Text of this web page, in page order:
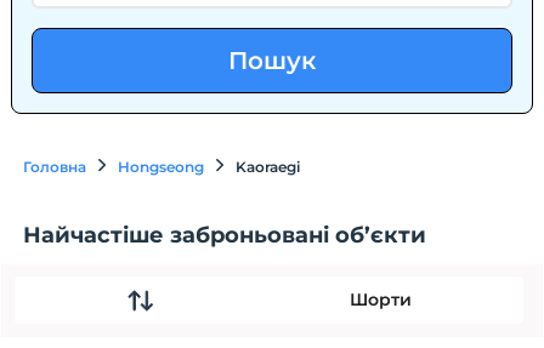
Пошук
Головна Hongseong Kaoraegi
Найчастіше заброньовані об’єкти
Шорти